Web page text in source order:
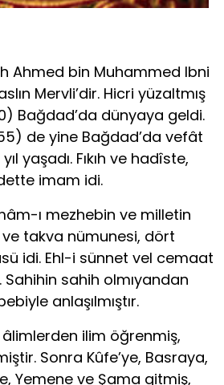
Ahmed bin Muhammed Ibni
Mervli’dir. Hicri yüzaltmış
Bağdad’da dünyaya geldi.
de yine Bağdad’da vefât
yaşadı. Fıkıh ve hadîste,
imam idi.
ı mezhebin ve milletin
takva nümunesi, dört
idi. Ehl-i sünnet vel cemaat
sahih olmıyandan
an­laşılmıştır.
ilim öğrenmiş,
Sonra Kûfe’ye, Basraya,
Yemene ve Şama gitmiş,